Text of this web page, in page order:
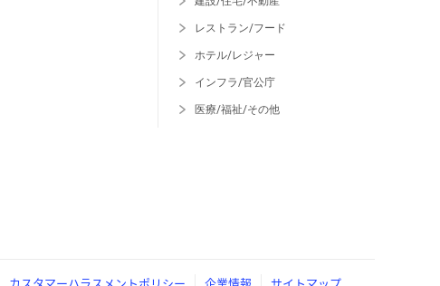
レストラン/フード
ホテル/レジャー
インフラ/官公庁
医療/福祉/その他